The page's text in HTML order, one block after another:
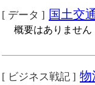
[ データ ] 国土交
概要はありません
[ ビジネス戦記 ] 物